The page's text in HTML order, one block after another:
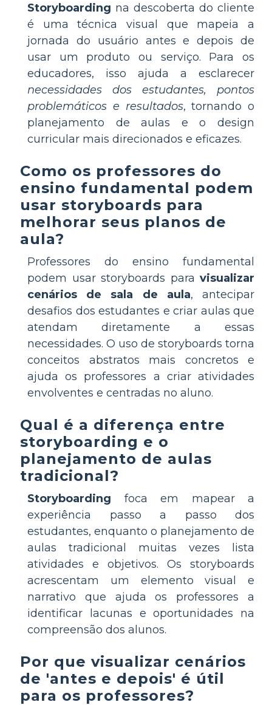
Storyboarding na descoberta do cliente
é uma técnica visual que mapeia a
jornada do usuário antes e depois de
usar um produto ou serviço. Para os
educadores, isso ajuda a esclarecer
necessidades dos estudantes, pontos
problemáticos e resultados, tornando o
planejamento de aulas e o design
curricular mais direcionados e eficazes.
Como os professores do
ensino fundamental podem
usar storyboards para
melhorar seus planos de
aula?
Professores do ensino fundamental
podem usar storyboards para visualizar
cenários de sala de aula, antecipar
desafios dos estudantes e criar aulas que
atendam diretamente a essas
necessidades. O uso de storyboards torna
conceitos abstratos mais concretos e
ajuda os professores a criar atividades
envolventes e centradas no aluno.
Qual é a diferença entre
storyboarding e o
planejamento de aulas
tradicional?
Storyboarding foca em mapear a
experiência passo a passo dos
estudantes, enquanto o planejamento de
aulas tradicional muitas vezes lista
atividades e objetivos. Os storyboards
acrescentam um elemento visual e
narrativo que ajuda os professores a
identificar lacunas e oportunidades na
compreensão dos alunos.
Por que visualizar cenários
de 'antes e depois' é útil
para os professores?